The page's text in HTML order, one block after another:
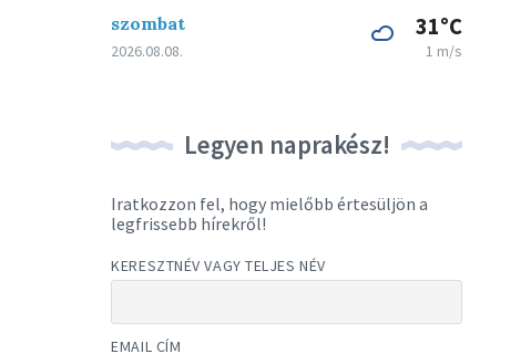
szombat
2026.08.08.
31°C
1 m/s
Legyen naprakész!
Iratkozzon fel, hogy mielőbb értesüljön a
legfrissebb hírekről!
KERESZTNÉV VAGY TELJES NÉV
EMAIL CÍM